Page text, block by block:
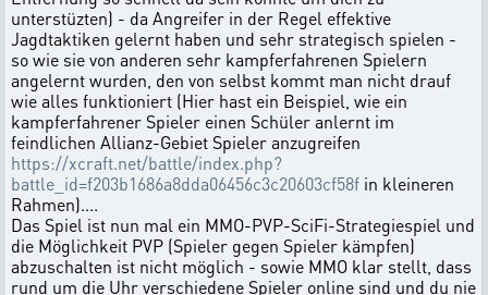
unterstüzten) - da Angreifer in der Regel effektive
Jagdtaktiken gelernt haben und sehr strategisch spielen -
so wie sie von anderen sehr kampferfahrenen Spielern
angelernt wurden, den von selbst kommt man nicht drauf
wie alles funktioniert (Hier hast ein Beispiel, wie ein
kampferfahrener Spieler einen Schüler anlernt im
feindlichen Allianz-Gebiet Spieler anzugreifen
https://xcraft.net/battle/index.php?
battle_id=f203b1686a8dda06456c3c20603cf58f in kleineren
Rahmen)....
Das Spiel ist nun mal ein MMO-PVP-SciFi-Strategiespiel und
die Möglichkeit PVP (Spieler gegen Spieler kämpfen)
abzuschalten ist nicht möglich - sowie MMO klar stellt, dass
rund um die Uhr verschiedene Spieler online sind und du nie